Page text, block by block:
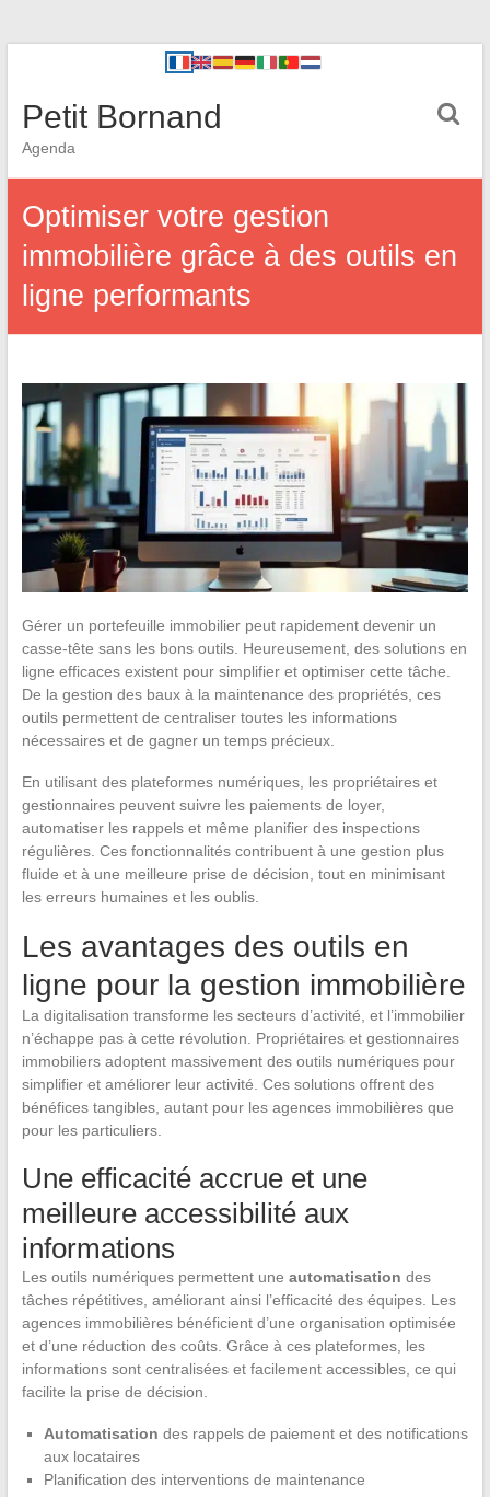
Petit Bornand
Agenda
Optimiser votre gestion
immobilière grâce à des outils en
ligne performants
Gérer un portefeuille immobilier peut rapidement devenir un
casse-tête sans les bons outils. Heureusement, des solutions en
ligne efficaces existent pour simplifier et optimiser cette tâche.
De la gestion des baux à la maintenance des propriétés, ces
outils permettent de centraliser toutes les informations
nécessaires et de gagner un temps précieux.
En utilisant des plateformes numériques, les propriétaires et
gestionnaires peuvent suivre les paiements de loyer,
automatiser les rappels et même planifier des inspections
régulières. Ces fonctionnalités contribuent à une gestion plus
fluide et à une meilleure prise de décision, tout en minimisant
les erreurs humaines et les oublis.
Les avantages des outils en
ligne pour la gestion immobilière
La digitalisation transforme les secteurs d’activité, et l’immobilier
n’échappe pas à cette révolution. Propriétaires et gestionnaires
immobiliers adoptent massivement des outils numériques pour
simplifier et améliorer leur activité. Ces solutions offrent des
bénéfices tangibles, autant pour les agences immobilières que
pour les particuliers.
Une efficacité accrue et une
meilleure accessibilité aux
informations
Les outils numériques permettent une automatisation des
tâches répétitives, améliorant ainsi l’efficacité des équipes. Les
agences immobilières bénéficient d’une organisation optimisée
et d’une réduction des coûts. Grâce à ces plateformes, les
informations sont centralisées et facilement accessibles, ce qui
facilite la prise de décision.
Automatisation des rappels de paiement et des notifications
aux locataires
Planification des interventions de maintenance